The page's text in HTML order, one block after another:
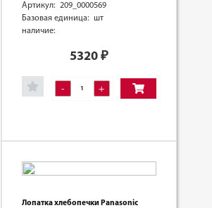
Артикул: 209_0000569
Базовая единица: шт
наличие:
5320 ₽
- +
Лопатка хлебопечки Panasonic